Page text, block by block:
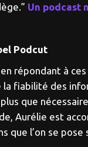
Un podcast
Podcut
répondant à
fiabilité des
que
Aurélie est
l’on se pose